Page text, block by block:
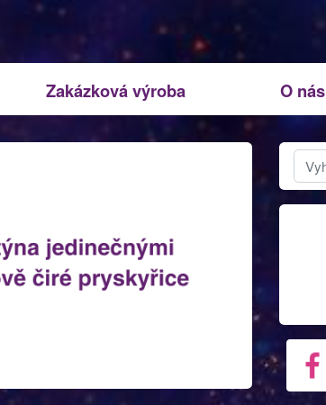
Zakázková výroba O nás